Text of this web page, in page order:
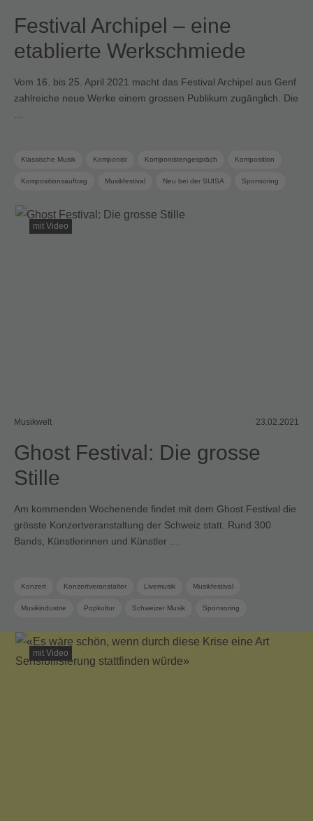
Festival Archipel – eine
etablierte Werkschmiede
Vom 16. bis 25. April 2021 macht das Festival Archipel aus Genf
zahlreiche neue Werke einem grossen Publikum zugänglich. Die
Klassische Musik Komponist Komponistengespräch Komposition
Kompositionsauftrag Musikfestival Neu bei der SUISA Sponsoring
mit Video
Musikwelt 23.02.2021
Ghost Festival: Die grosse
Stille
Am kommenden Wochenende findet mit dem Ghost Festival die
grösste Konzertveranstaltung der Schweiz statt. Rund 300
Bands, Künstlerinnen und Künstler …
Konzert Konzertveranstalter Livemusik Musikfestival
Musikindustrie Popkultur Schweizer Musik Sponsoring
mit Video